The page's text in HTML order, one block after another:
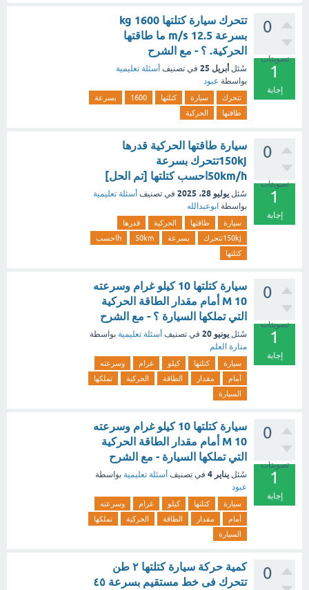
0
تصويتات
1
إجابة
تتحرك سيارة كتلتها 1600 kg
بسرعة 12.5 m/s ما طاقتها
الحركية. ؟ - مع الشرح
سُئل أبريل 25 في تصنيف أسئلة تعليمية
بواسطة عبود
تتحرك سيارة كتلتها 1600
بسرعة
طاقتها
الحركية
0
تصويتات
1
إجابة
سيارة طاقتها الحركية قدرها
150kjتتحرك بسرعة
50km/hاحسب كتلتها [تم الحل]
سُئل يوليو 28، 2025 في تصنيف أسئلة تعليمية
بواسطة ابوعبدالله
سيارة طاقتها الحركية
قدرها
150kjتتحرك
بسرعة 50km
hاحسب
كتلتها
0
تصويتات
1
إجابة
‏سيارة كتلتها 10 كيلو غرام وسرعته
10 M أمام مقدار الطاقة الحركية
التي تملكها السيارة ؟ - مع الشرح
سُئل يونيو 20 في تصنيف أسئلة تعليمية بواسطة
منارة العلم
سيارة كتلتها كيلو غرام
وسرعته
أمام
مقدار الطاقة الحركية
تملكها
السيارة
0
تصويتات
1
إجابة
‏سيارة كتلتها 10 كيلو غرام وسرعته
10 M أمام مقدار الطاقة الحركية
التي تملكها السيارة - مع الشرح
سُئل يناير 4 في تصنيف أسئلة تعليمية بواسطة
عبود
سيارة كتلتها كيلو غرام
وسرعته
أمام
مقدار الطاقة الحركية
تملكها
السيارة
0
كمية حركة سيارة كتلتها ٢ طن
تتحرك فى خط مستقيم بسرعة ٤٥